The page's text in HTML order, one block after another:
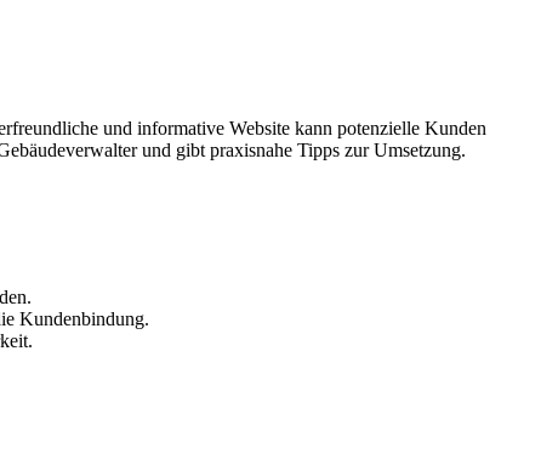
und informative Website kann potenzielle Kunden
und gibt praxisnahe Tipps zur Umsetzung.
Kundenbindung.